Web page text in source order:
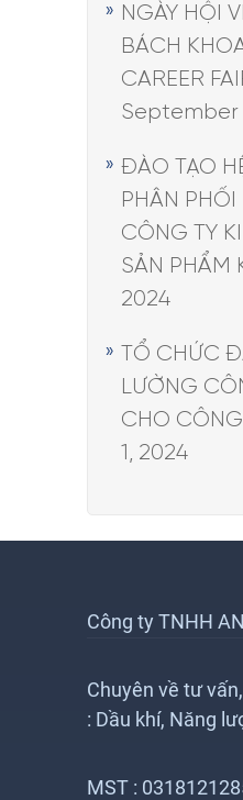
NGÀY HỘI
BÁCH
CAREER
September
ĐÀO TẠO
PHÂN
CÔNG TY
SẢN PHẨM
2024
TỔ CHỨC
LƯỜNG
CHO CÔNG
1, 2024
Công ty TNHH
Chuyên về tư
: Dầu khí, Năng
MST :